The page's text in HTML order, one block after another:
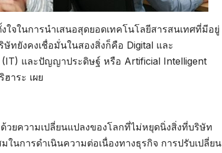
จในการนำเสนอสุดยอดเทคโนโลยีสารสนเทศที่มีอยู่
ทยังคงเชื่อมั่นในสองสิ่งก็คือ Digital และ
และปัญญาประดิษฐ์ หรือ Artificial Intelligent
าระ เผย
วยความเปลี่ยนแปลงของโลกที่ไม่หยุดนิ่งสิ่งที่บริษัท
นการดำเนินความต่อเนื่องทางธุรกิจ การปรับเปลี่ยน